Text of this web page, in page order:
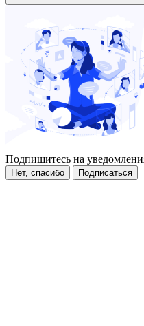
Подпишитесь на
Нет, спасибо Подписаться